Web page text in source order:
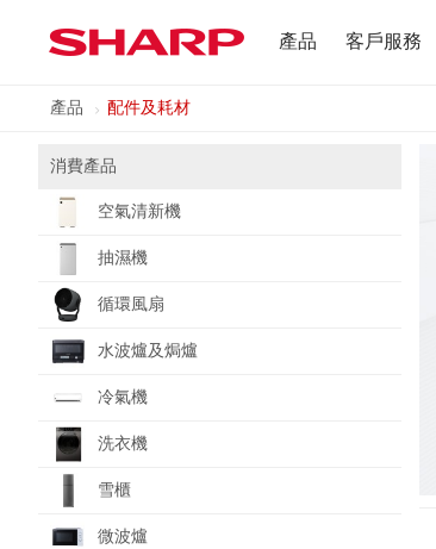
產品 客戶服務
產品 配件及耗材
消費產品
空氣清新機
抽濕機
循環風扇
水波爐及焗爐
冷氣機
洗衣機
雪櫃
微波爐